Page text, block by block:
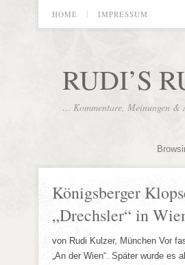
HOME IMPRESSUM
RUDI’S
… Kommentare, Meinungen &
Königsberger
„Drechsler“ in
von Rudi Kulzer, München Vor
„An der Wien“. Später wurde es